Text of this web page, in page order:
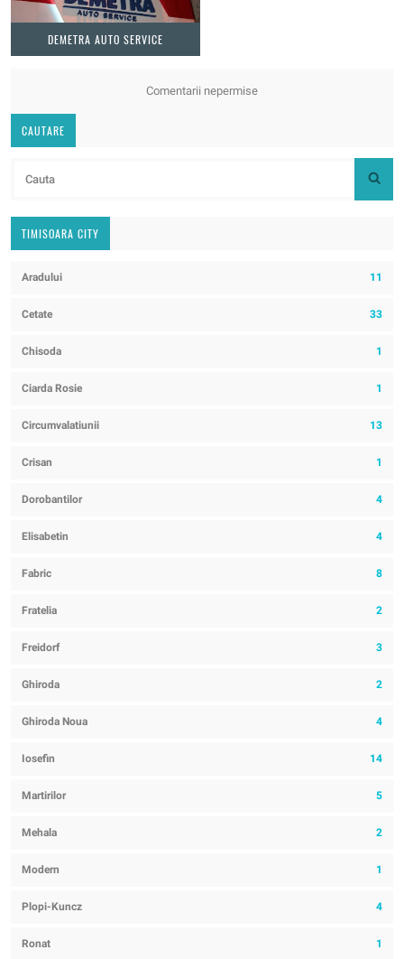
DEMETRA AUTO SERVICE
Comentarii nepermise
CAUTARE
TIMISOARA CITY
Aradului 11
Cetate 33
Chisoda 1
Ciarda Rosie 1
Circumvalatiunii 13
Crisan 1
Dorobantilor 4
Elisabetin 4
Fabric 8
Fratelia 2
Freidorf 3
Ghiroda 2
Ghiroda Noua 4
Iosefin 14
Martirilor 5
Mehala 2
Modern 1
Plopi-Kuncz 4
Ronat 1